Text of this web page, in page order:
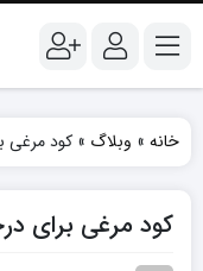
خانه » وبلاگ » کود مرغی
کود مرغی برای